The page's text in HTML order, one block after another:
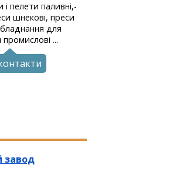
пелети паливні,-
шнекові, преси
для
...
завод